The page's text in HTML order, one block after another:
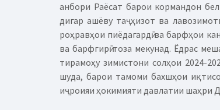
анбори Раёсат барои кормандон
дигар ашёву таҷҳизот ва
роҳравҳои пиёдагардӣ ва барфҳои
ва барфгирӣ тоза мекунад. Ёдрас
тирамоҳу зимистони солҳои 2024-
шуда, барои тамоми бахшҳои
иҷроияи ҳокимияти давлатии шаҳри